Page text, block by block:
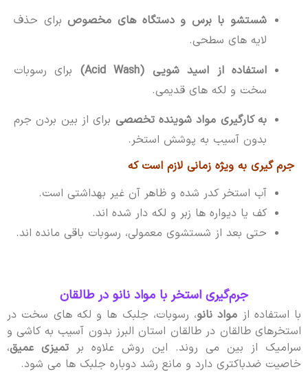
شستشو با برس و دستگاه های مخصوصبرای حذف
لایه های سطحی.
استفاده از اسید شویی (Acid Wash)
برای رسوبات
سخت و لکه های قدیمی.
به کارگیری مواد شوینده تخصصیبرای از بین بردن جرم
بدون آسیب به پوشش استخر.
جرم گیری به ویژه زمانی لازم است که
آب استخر کدر شده و ظاهر آن غیر بهداشتی است.
کف یا دیواره ها زبر و لکه دار شده اند.
حتی بعد از شستشوی معمولی، رسوبات باقی مانده اند.
جرم‌گیری استخر با مواد نانو در طالقان
با استفاده از مواد نانو، رسوبات، جلبک ها و لکه های سخت در
استخرهای طالقان در طالقان استان البرز بدون آسیب به کاشی و
سرامیک از بین می روند. این روش علاوه بر تمیزی عمیق،
خاصیت ضدباکتری دارد و مانع رشد دوباره جلبک ها می شود.